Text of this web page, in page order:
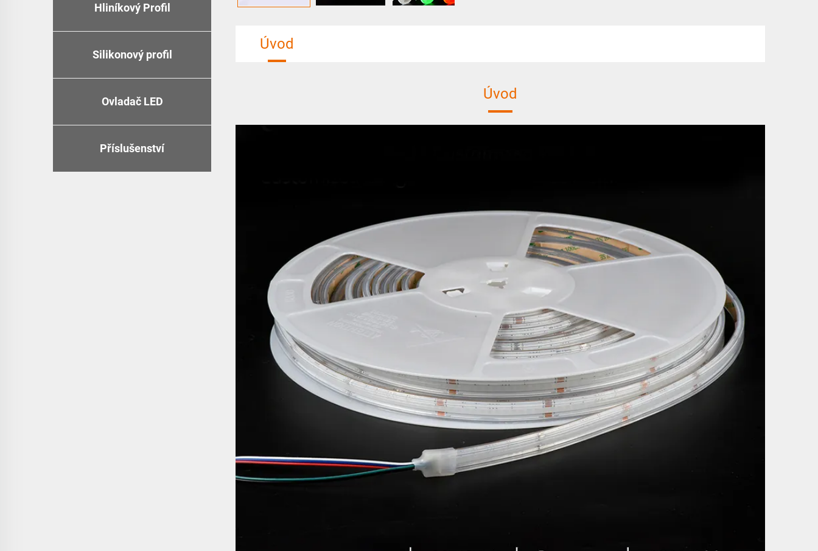
Hliníkový Profil
Silikonový profil
Ovladač LED
Příslušenství
Úvod
Úvod